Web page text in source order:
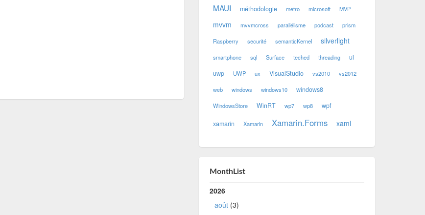
MAUI méthodologie metro microsoft MVP
mvvm mvvmcross parallélisme podcast prism
Raspberry securité semanticKernel silverlight
smartphone sql Surface teched threading
ui
uwp
UWP ux VisualStudio vs2010 vs2012
web windows windows10 windows8
WindowsStore WinRT wp7 wp8 wpf
xamarin Xamarin Xamarin.Forms xaml
MonthList
2026
août(3)